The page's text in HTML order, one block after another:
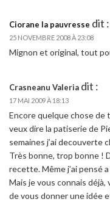
Ciorane la pauvresse dit :
25 NOVEMBRE 2008 À 23:08
Mignon et original, tout
Crasneanu Valeria dit :
17 MAI 2009 À 18:13
Encore quelque chose de
veux dire la patiserie de
semaines j’ai decouverte
Très bonne, trop bonne !
recette. Même j’ai pensé
Mais je vous connais
de vous donner une idée